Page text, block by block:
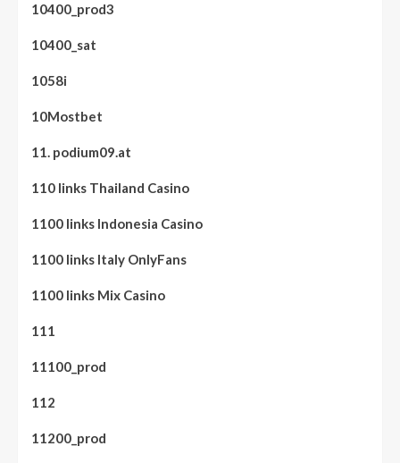
10400_prod3
10400_sat
1058i
10Mostbet
11. podium09.at
110 links Thailand Casino
1100 links Indonesia Casino
1100 links Italy OnlyFans
1100 links Mix Casino
111
11100_prod
112
11200_prod